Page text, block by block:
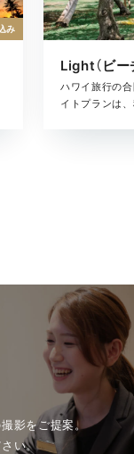
み
Light（ビー
ハワイ旅行の
イトプランは
影をご提案。
い。